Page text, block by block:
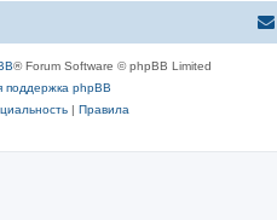
® Forum Software © phpBB Limited
поддержка phpBB
| Правила